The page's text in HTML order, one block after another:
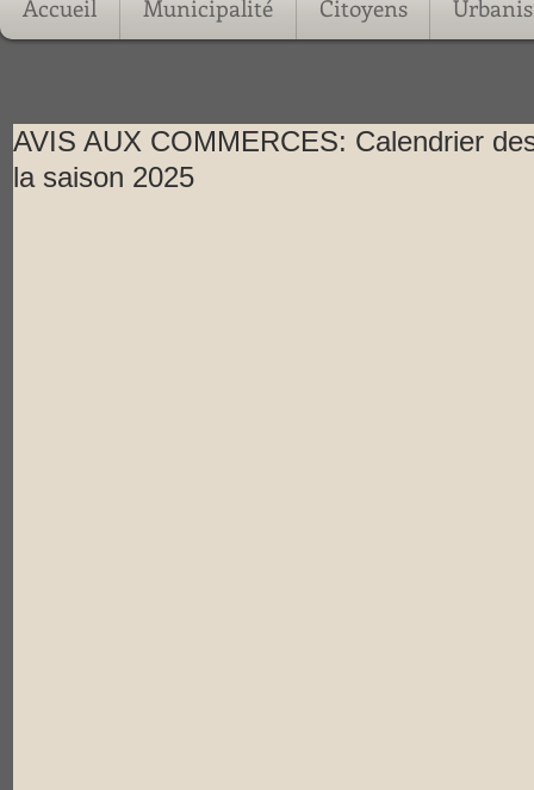
Accueil Municipalité Citoyens
AVIS AUX COMMERCES: Calendrier
la saison 2025